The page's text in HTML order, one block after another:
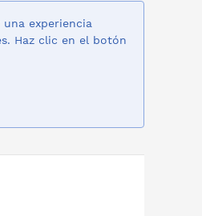
experiencia
Haz clic en el botón